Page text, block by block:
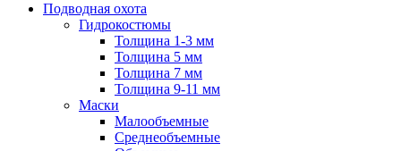
Подводная охота
Гидрокостюмы
Толщина 1-3 мм
Толщина 5 мм
Толщина 7 мм
Толщина 9-11 мм
Маски
Малообъемные
Среднеобъемные